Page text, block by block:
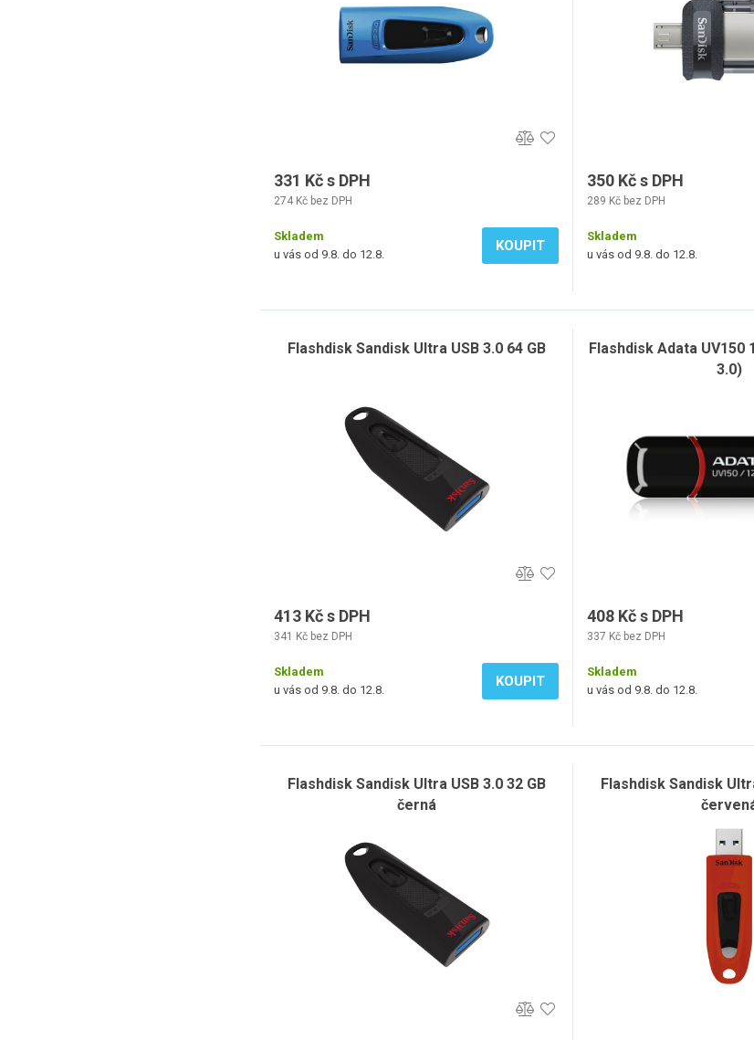
331 Kč s DPH
274 Kč bez DPH
Skladem
u vás od 9.8. do 12.8.
KOUPIT
350 Kč s DPH
289 Kč bez DPH
Skladem
u vás od 9.8. do 12.8.
Flashdisk Sandisk Ultra USB 3.0 64 GB
413 Kč s DPH
341 Kč bez DPH
Skladem
u vás od 9.8. do 12.8.
KOUPIT
Flashdisk Adata UV150
3.0)
408 Kč s DPH
337 Kč bez DPH
Skladem
u vás od 9.8. do 12.8.
Flashdisk Sandisk Ultra USB 3.0 32 GB
černá
Flashdisk Sandisk